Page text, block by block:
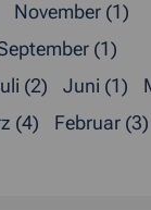
November (1)
(1)
(2) Juni (1)
(4)
Februar (3)